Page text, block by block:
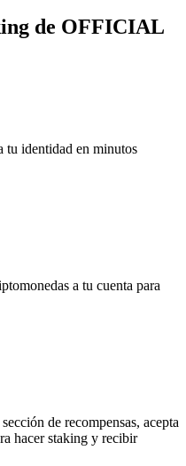
de OFFICIAL
tu identidad en minutos
a tu cuenta para
de recompensas, acepta
hacer staking y recibir